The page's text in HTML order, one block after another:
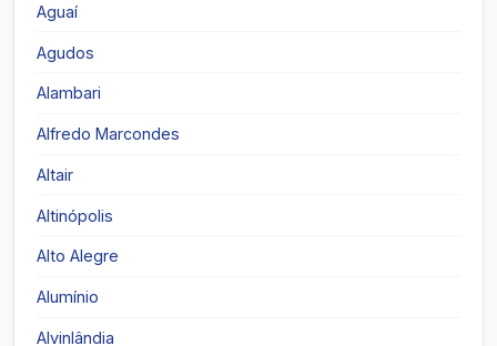
Aguaí
Agudos
Alambari
Alfredo Marcondes
Altair
Altinópolis
Alto Alegre
Alumínio
Alvinlândia